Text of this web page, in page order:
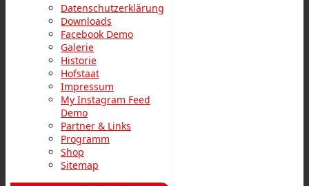
Datenschutzerklärung
Downloads
Facebook Demo
Galerie
Historie
Hofstaat
Impressum
My Instagram Feed
Demo
Partner & Links
Programm
Shop
Sitemap